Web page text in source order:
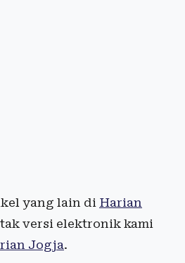
yang lain di Harian
versi elektronik kami
Jogja.